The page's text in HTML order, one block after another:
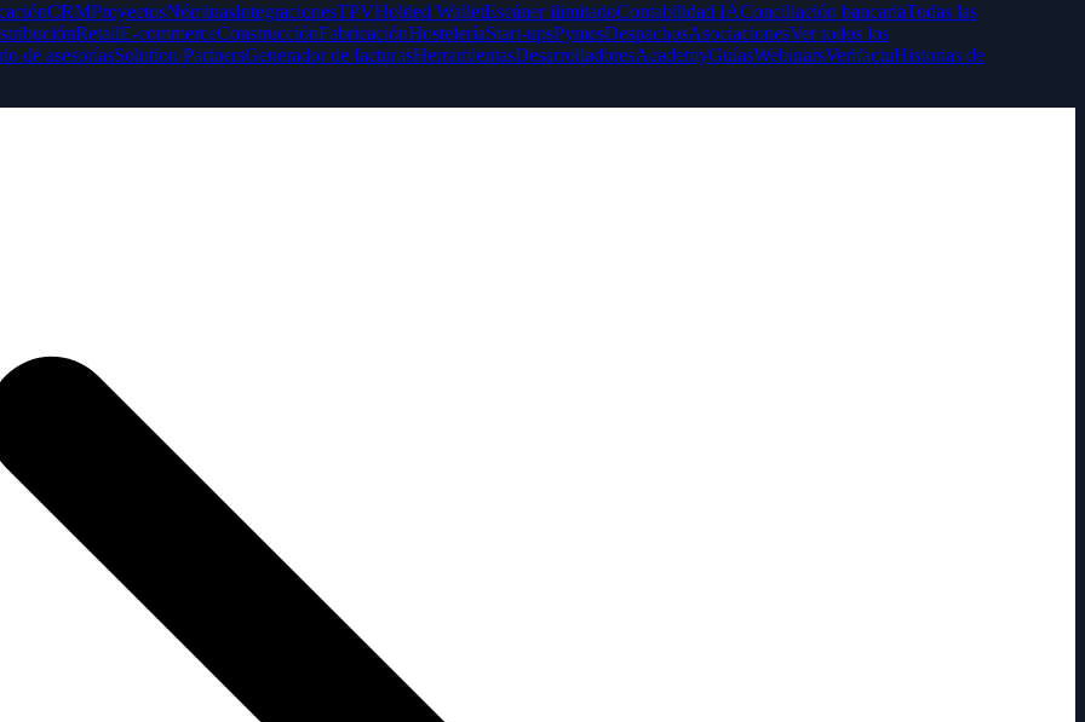
CRMProyectosNóminasIntegracionesTPVHolded WalletEscáner ilimitadoContabilidad IAConciliación bancariaTodas las
RetailE-commerceConstrucciónFabricaciónHosteleríaStart-upsPymesDespachosAsociacionesVer todos los
de asesoríasSolution PartnersGenerador de facturasHerramientasDesarrolladoresAcademyGuíasWebinarsVerifactuHistorias de